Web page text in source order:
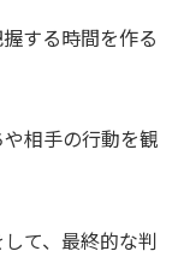
する時間を作る
相手の行動を観
て、最終的な判